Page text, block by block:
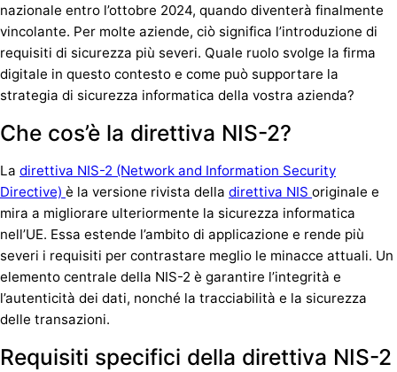
nazionale entro l’ottobre 2024, quando diventerà finalmente
vincolante. Per molte aziende, ciò significa l’introduzione di
requisiti di sicurezza più severi. Quale ruolo svolge la firma
digitale in questo contesto e come può supportare la
strategia di sicurezza informatica della vostra azienda?
Che cos’è la direttiva NIS-2?
La direttiva NIS-2 (Network and Information Security
Directive) è la versione rivista della direttiva NIS originale e
mira a migliorare ulteriormente la sicurezza informatica
nell’UE. Essa estende l’ambito di applicazione e rende più
severi i requisiti per contrastare meglio le minacce attuali. Un
elemento centrale della NIS-2 è garantire l’integrità e
l’autenticità dei dati, nonché la tracciabilità e la sicurezza
delle transazioni.
Requisiti specifici della direttiva NIS-2